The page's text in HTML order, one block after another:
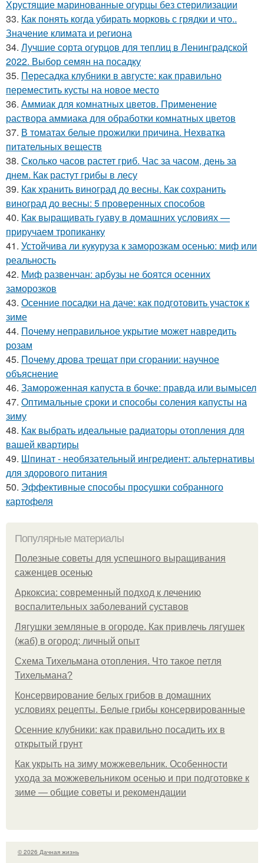
Хрустящие маринованные огурцы без стерилизации
33. Как понять когда убирать морковь с грядки и что..
Значение климата и региона
34. Лучшие сорта огурцов для теплиц в Ленинградской
2022. Выбор семян на посадку
35. Пересадка клубники в августе: как правильно
переместить кусты на новое место
36. Аммиак для комнатных цветов. Применение
раствора аммиака для обработки комнатных цветов
37. В томатах белые прожилки причина. Нехватка
питательных веществ
38. Сколько часов растет гриб. Час за часом, день за
днем. Как растут грибы в лесу
39. Как хранить виноград до весны. Как сохранить
виноград до весны: 5 проверенных способов
40. Как выращивать гуаву в домашних условиях —
приручаем тропиканку
41. Устойчива ли кукуруза к заморозкам осенью: миф или
реальность
42. Миф развенчан: арбузы не боятся осенних
заморозков
43. Осенние посадки на даче: как подготовить участок к
зиме
44. Почему неправильное укрытие может навредить
розам
45. Почему дрова трещат при сгорании: научное
объяснение
46. Замороженная капуста в бочке: правда или вымысел
47. Оптимальные сроки и способы соления капусты на
зиму
48. Как выбрать идеальные радиаторы отопления для
вашей квартиры
49. Шпинат - необязательный ингредиент: альтернативы
для здорового питания
50. Эффективные способы просушки собранного
картофеля
Популярные материалы
Полезные советы для успешного выращивания
саженцев осенью
Аркоксиа: современный подход к лечению
воспалительных заболеваний суставов
Лягушки земляные в огороде. Как привлечь лягушек
(жаб) в огород: личный опыт
Схема Тихельмана отопления. Что такое петля
Тихельмана?
Консервирование белых грибов в домашних
условиях рецепты. Белые грибы консервированные
Осенние клубники: как правильно посадить их в
открытый грунт
Как укрыть на зиму можжевельник. Особенности
ухода за можжевельником осенью и при подготовке к
зиме — общие советы и рекомендации
© 2026 Дачная жизнь